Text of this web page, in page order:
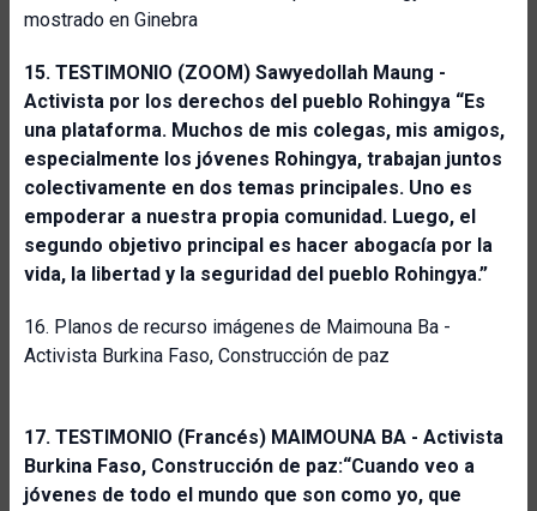
mostrado en Ginebra
15. TESTIMONIO (ZOOM) Sawyedollah Maung -
Activista por los derechos del pueblo Rohingya “Es
una plataforma. Muchos de mis colegas, mis amigos,
especialmente los jóvenes Rohingya, trabajan juntos
colectivamente en dos temas principales. Uno es
empoderar a nuestra propia comunidad. Luego, el
segundo objetivo principal es hacer abogacía por la
vida, la libertad y la seguridad del pueblo Rohingya.”
16. Planos de recurso imágenes de Maimouna Ba -
Activista Burkina Faso, Construcción de paz
17. TESTIMONIO (Francés) MAIMOUNA BA - Activista
Burkina Faso, Construcción de paz:“Cuando veo a
jóvenes de todo el mundo que son como yo, que